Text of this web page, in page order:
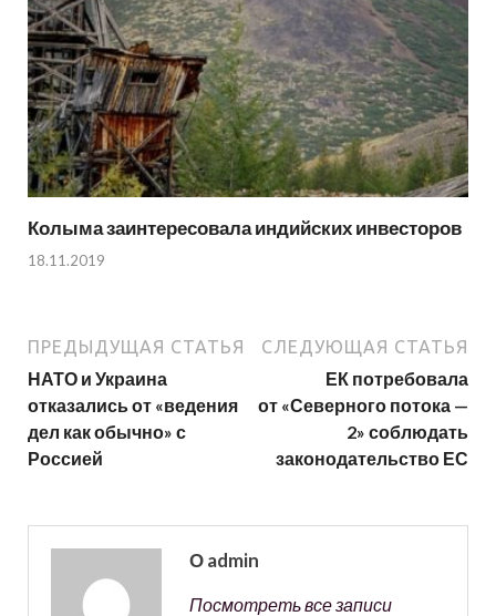
Колыма заинтересовала индийских инвесторов
18.11.2019
ПРЕДЫДУЩАЯ СТАТЬЯ
НАТО и Украина
отказались от «ведения
дел как обычно» с
Россией
СЛЕДУЮЩАЯ СТАТЬЯ
ЕК потребовала
от «Северного потока —
2» соблюдать
законодательство ЕС
О admin
Посмотреть все записи